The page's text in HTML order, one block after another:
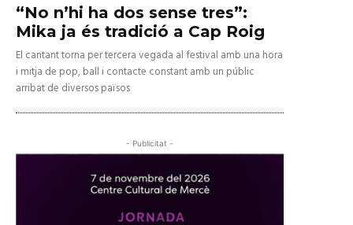
“No n’hi ha dos sense tres”:
Mika ja és tradició a Cap Roig
El cantant torna per tercera vegada al festival amb una hora
i mitja de pop, ball i contacte constant amb un públic
arribat de diversos països
- Publicitat -